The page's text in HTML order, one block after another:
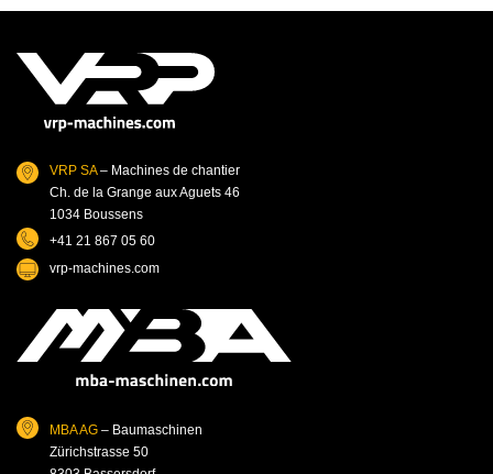
VRP SA– Machines de chantier
Ch. de la Grange aux Aguets 46
1034 Boussens
+41 21 867 05 60
vrp-machines.com
MBA AG – Baumaschinen
Zürichstrasse 50